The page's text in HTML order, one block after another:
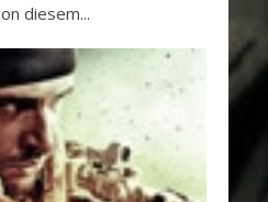
diesem...